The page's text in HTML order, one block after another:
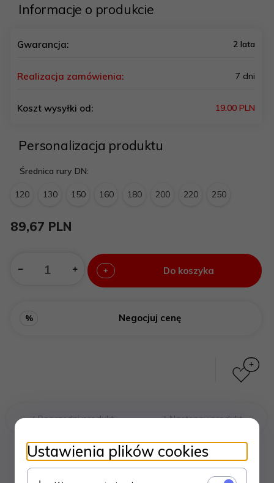
Informacje o produkcie
Gwarancja: 2 lata
Realizacja zamówienia: 7 dni
Koszt wysyłki od: 19.00 PLN
Personalizacja produktu
Średnica rury DN:
120 130 150 160 180 200 220 250
89,67 PLN
+ Do koszyka
% Negocjuj cenę
Poprzedni produkt Następny produkt
OPIS PRODUKTU
Ustawienia plików cookies